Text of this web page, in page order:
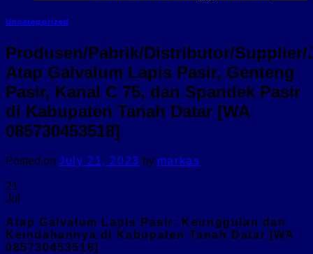
Uncategorized
Produsen/Pabrik/Distributor/Supplier/
Atap Galvalum Lapis Pasir, Genteng
Pasir, Kanal C 75, dan Spandek Pasir
di Kabupaten Tanah Datar [WA
085730453518]
Posted on July 21, 2023 by markas
21
Jul
Atap Galvalum Lapis Pasir: Keunggulan dan
Keindahannya di Kabupaten Tanah Datar [WA
085730453518]